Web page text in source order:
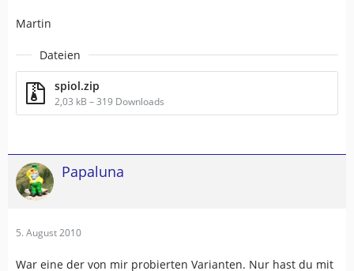
Martin
Dateien
spiol.zip
2,03 kB – 319 Downloads
Papaluna
5. August 2010
War eine der von mir probierten Varianten. Nur hast du mit